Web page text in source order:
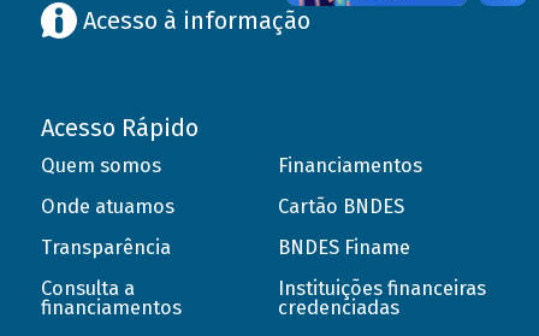
Acesso à informação
Acesso Rápido
Quem somos
Onde atuamos
Transparência
Consulta a
financiamentos
Financiamentos
Cartão BNDES
BNDES Finame
Instituições financeiras
credenciadas